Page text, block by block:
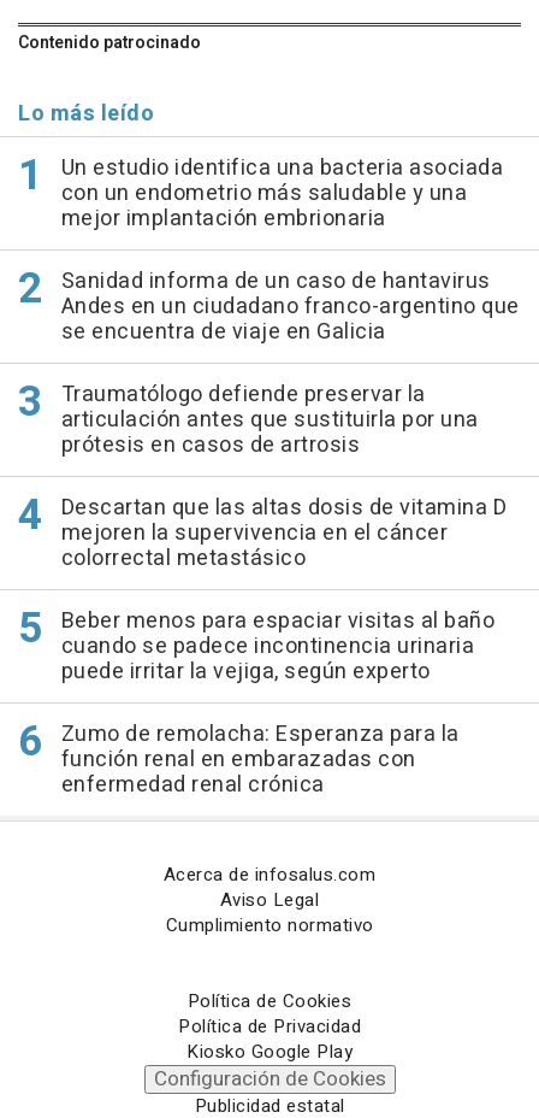
Contenido patrocinado
Lo más leído
Un estudio identifica una bacteria asociada
con un endometrio más saludable y una
mejor implantación embrionaria
Sanidad informa de un caso de hantavirus
Andes en un ciudadano franco-argentino que
se encuentra de viaje en Galicia
Traumatólogo defiende preservar la
articulación antes que sustituirla por una
prótesis en casos de artrosis
Descartan que las altas dosis de vitamina D
mejoren la supervivencia en el cáncer
colorrectal metastásico
Beber menos para espaciar visitas al baño
cuando se padece incontinencia urinaria
puede irritar la vejiga, según experto
Zumo de remolacha: Esperanza para la
función renal en embarazadas con
enfermedad renal crónica
Acerca de infosalus.com
Aviso Legal
Cumplimiento normativo
Política de Cookies
Política de Privacidad
Kiosko Google Play
Configuración de Cookies
Publicidad estatal